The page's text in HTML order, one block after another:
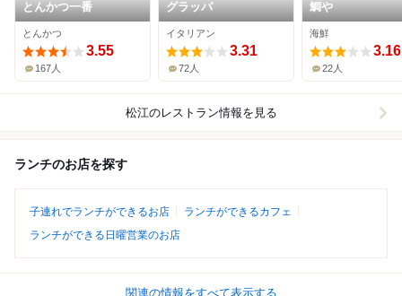
とんかつ一番
とんかつ
3.55
167人
グラッパ
イタリアン
3.31
72人
鯛や
海鮮
3.16
22人
松江のレストラン情報を見る
ランチのお店を探す
子連れでランチができるお店
ランチができるカフェ
ランチができる日曜営業のお店
関連の情報をすべて表示する